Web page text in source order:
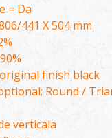
= Da
441 X 504 mm
finish black
Round /
verticala